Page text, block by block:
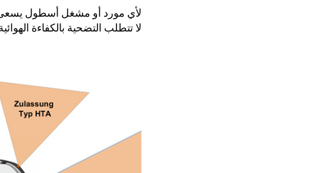
لا تتطلب التضحية بالكفاءة